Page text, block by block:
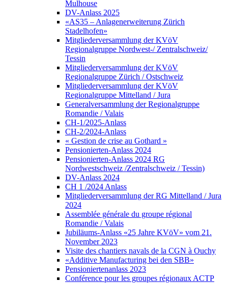
Mulhouse
DV-Anlass 2025
«AS35 – Anlagenerweiterung Zürich
Stadelhofen»
Mitgliederversammlung der KVöV
Regionalgruppe Nordwest-/ Zentralschweiz/
Tessin
Mitgliederversammlung der KVöV
Regionalgruppe Zürich / Ostschweiz
Mitgliederversammlung der KVöV
Regionalgruppe Mittelland / Jura
Generalversammlung der Regionalgruppe
Romandie / Valais
CH-1/2025-Anlass
CH-2/2024-Anlass
« Gestion de crise au Gothard »
Pensionierten-Anlass 2024
Pensionierten-Anlass 2024 RG
Nordwestschweiz /Zentralschweiz / Tessin)
DV-Anlass 2024
CH 1 /2024 Anlass
Mitgliederversammlung der RG Mittelland / Jura
2024
Assemblée générale du groupe régional
Romandie / Valais
Jubiläums-Anlass «25 Jahre KVöV» vom 21.
November 2023
Visite des chantiers navals de la CGN à Ouchy
«Additive Manufacturing bei den SBB»
Pensioniertenanlass 2023
Conférence pour les groupes régionaux ACTP